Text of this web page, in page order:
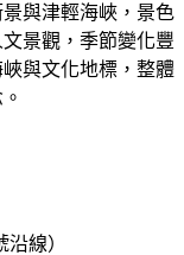
與津輕海峽，景色
景觀，季節變化豐
與文化地標，整體
線）